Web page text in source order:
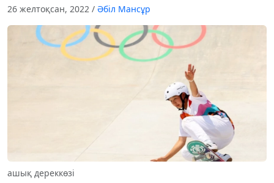
26 желтоқсан, 2022 / Әбіл Мансұр
ашық дереккөзі